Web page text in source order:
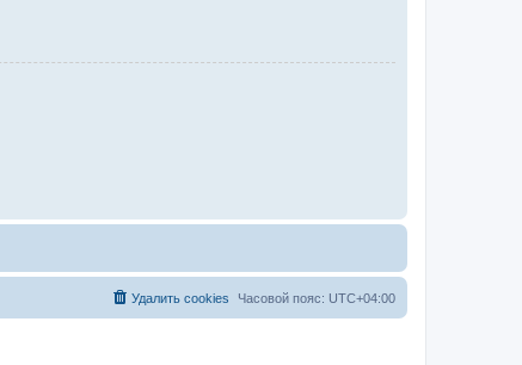
Часовой пояс: UTC+04:00
Удалить cookies